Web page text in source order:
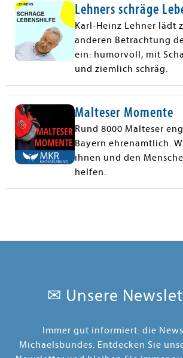
Lehners schräge
Karl-Heinz Lehner lädt
anderen Betrachtung
ein: humorvoll, mit
und ziemlich schräg.
Malteser Momente
Rund 8000 Malteser
Bayern ehrenamtlich.
ihnen und den
helfen.
✉ Unsere
Immer gut informiert: die
Michaelsbundes. Entdecken Sie